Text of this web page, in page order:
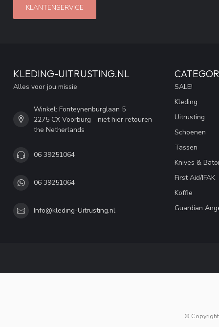
KLANTENSERVICE
KLEDING-UITRUSTING.NL
Alles voor jou missie
Winkel: Fonteynenburglaan 5
2275 CX Voorburg - niet hier retouren
the Netherlands
06 39251064
06 39251064
Info@kleding-Uitrusting.nl
SALE!
Kleding
Uitrusting
Schoenen
Tassen
Knives &
First Aid/IFAK
Koffie
Guardian
©